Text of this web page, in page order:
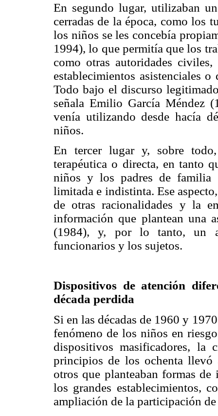
En segundo lugar, utilizaban
cerradas de la época, como los
los niños se les concebía
1994), lo que permitía que los
como otras autoridades
establecimientos asistenciales
Todo bajo el discurso
señala Emilio García Méndez
venía utilizando desde hacía
niños.
En tercer lugar y, sobre
terapéutica o directa, en tanto
niños y los padres de familia
limitada e indistinta. Ese
de otras racionalidades y la
información que plantean una
(1984), y, por lo tanto, un
funcionarios y los sujetos.
Dispositivos de atención
década perdida
Si en las décadas de 1960 y
fenómeno de los niños en
dispositivos masificadores, la
principios de los ochenta
otros que planteaban formas
los grandes establecimientos,
ampliación de la participación